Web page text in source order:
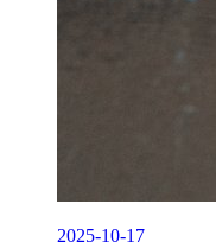
2025-10-17